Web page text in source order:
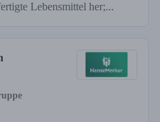
Lebensmittel her;...